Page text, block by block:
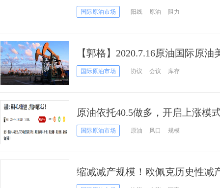
油操作建议
国际原油市场 阳线 原油 阻力
【郭格】2020.7.16原油国际原
略国际原油市场 协议 会议 库存
原油依托40.5做多，开启上涨模
国际原油市场 原油 风口 规模
缩减减产规模！欧佩克历史性减